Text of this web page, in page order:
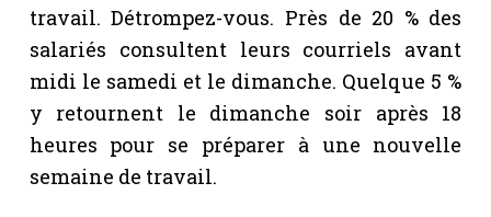
travail. Détrompez-vous. Près de 20 % des
salariés consultent leurs courriels avant
midi le samedi et le dimanche. Quelque 5 %
y retournent le dimanche soir après 18
heures pour se préparer à une nouvelle
semaine de travail.